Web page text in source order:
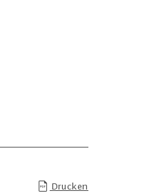
Drucken